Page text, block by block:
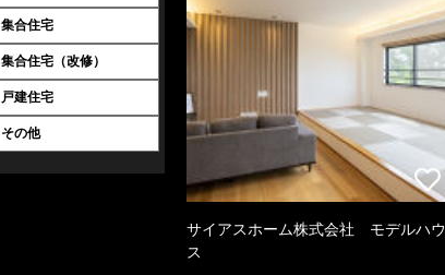
集合住宅
集合住宅（改修）
戸建住宅
その他
サイアスホーム株式会社 モデルハウ
ス